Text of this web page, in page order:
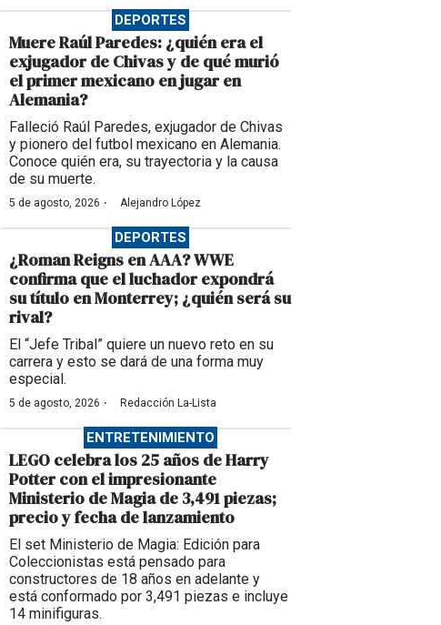
DEPORTES
Muere Raúl Paredes: ¿quién era el
exjugador de Chivas y de qué murió
el primer mexicano en jugar en
Alemania?
Falleció Raúl Paredes, exjugador de Chivas
y pionero del futbol mexicano en Alemania.
Conoce quién era, su trayectoria y la causa
de su muerte.
5 de agosto, 2026 · Alejandro López
DEPORTES
¿Roman Reigns en AAA? WWE
confirma que el luchador expondrá
su título en Monterrey; ¿quién será su
rival?
El “Jefe Tribal” quiere un nuevo reto en su
carrera y esto se dará de una forma muy
especial.
5 de agosto, 2026 · Redacción La-Lista
ENTRETENIMIENTO
LEGO celebra los 25 años de Harry
Potter con el impresionante
Ministerio de Magia de 3,491 piezas;
precio y fecha de lanzamiento
El set Ministerio de Magia: Edición para
Coleccionistas está pensado para
constructores de 18 años en adelante y
está conformado por 3,491 piezas e incluye
14 minifiguras.